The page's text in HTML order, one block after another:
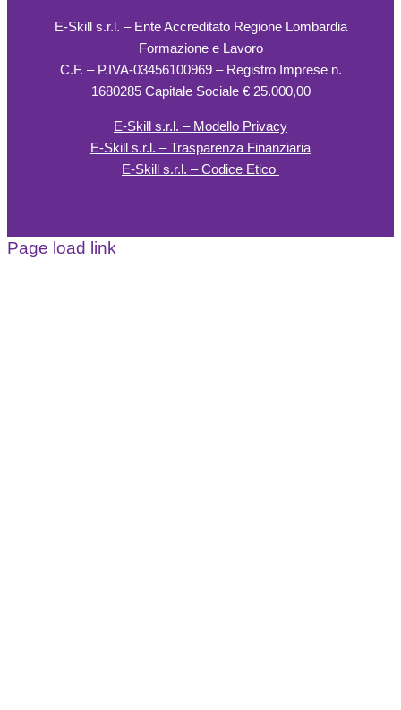
E-Skill s.r.l. – Ente Accreditato Regione Lombardia
Formazione e Lavoro
C.F. – P.IVA-03456100969 – Registro Imprese n.
1680285 Capitale Sociale € 25.000,00
E-Skill s.r.l. – Modello Privacy
E-Skill s.r.l. – Trasparenza Finanziaria
E-Skill s.r.l. – Codice Etico
Page load link